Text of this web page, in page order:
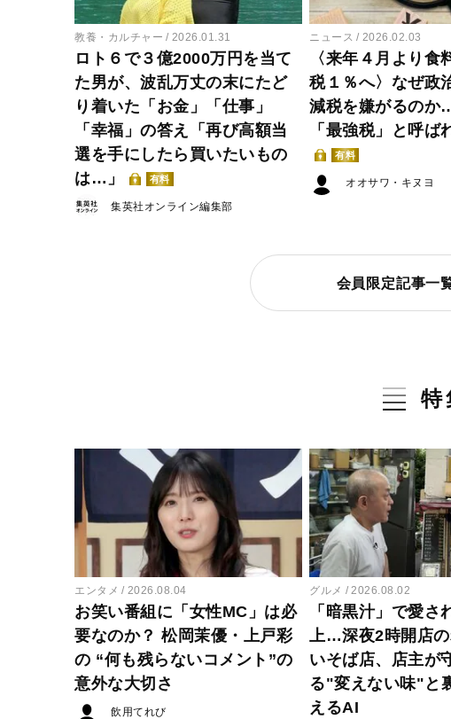
教養・カルチャー 2026.01.31
ロト６で３億2000万円を当て
た男が、波乱万丈の末にたど
り着いた「お金」「仕事」
「幸福」の答え「再び高額当
選を手にしたら買いたいもの
は…」
有料
集英社オンライン編集部
ニュース 2026.02.03
〈来年４月より食
税１％へ〉なぜ政
減税を嫌がるのか
「最強税」と呼ば
有料
オオサワ・キヌヨ
会員限定記事一
特
エンタメ 2026.08.04
お笑い番組に「女性MC」は必
要なのか？ 松岡茉優・上戸彩
の “何も残らないコメント”の
意外な大切さ
飲用てれび
グルメ 2026.08.02
「暗黒汁」で愛さ
上…深夜2時開店
いそば店、店主が
る"変えない味"と
えるAI